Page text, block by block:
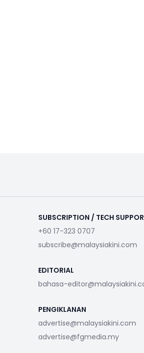
SUBSCRIPTION / TECH
+60 17-323 0707
subscribe@malaysiakini.com
EDITORIAL
bahasa-
PENGIKLANAN
advertise@malaysiakini.com
advertise@fgmedia.my